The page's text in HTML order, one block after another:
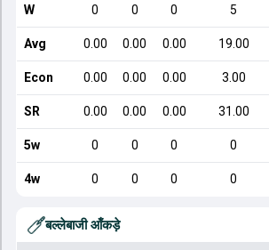
W 0 0 0 5
Avg 0.00 0.00 0.00 19.00
Econ 0.00 0.00 0.00 3.00
SR 0.00 0.00 0.00 31.00
5w 0 0 0 0
4w 0 0 0 0
बल्लेबाजी आँकड़े